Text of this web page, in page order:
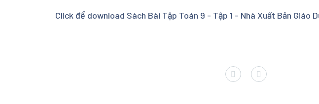
Click để download Sách Bài Tập Toán 9 - Tập 1 - Nhà Xuất Bản Giáo